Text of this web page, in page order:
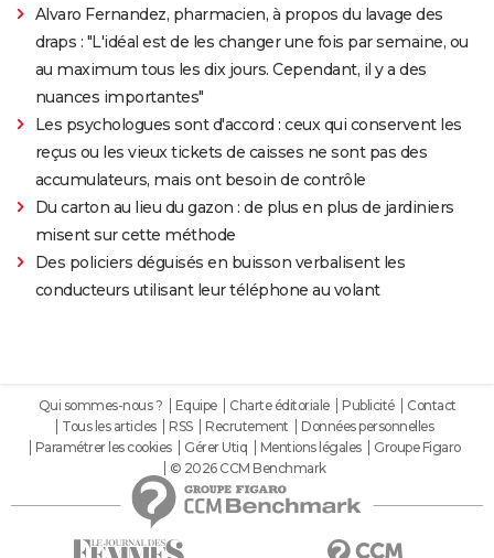
Alvaro Fernandez, pharmacien, à propos du lavage des
draps : "L'idéal est de les changer une fois par semaine, ou
au maximum tous les dix jours. Cependant, il y a des
nuances importantes"
Les psychologues sont d'accord : ceux qui conservent les
reçus ou les vieux tickets de caisses ne sont pas des
accumulateurs, mais ont besoin de contrôle
Du carton au lieu du gazon : de plus en plus de jardiniers
misent sur cette méthode
Des policiers déguisés en buisson verbalisent les
conducteurs utilisant leur téléphone au volant
Qui sommes-nous ? Equipe Charte éditoriale Publicité
Contact
Tous les articles
RSS Recrutement
Données personnelles
Paramétrer les cookies
Gérer Utiq Mentions légales
Groupe Figaro
© 2026 CCM Benchmark